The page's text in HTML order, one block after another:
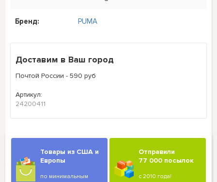
Бренд: PUMA
Доставим в Ваш город
Почтой России - 590 руб
Артикул:
24200411
Товары из США и
Европы
по минимальным
Отправили
77 000 посылок
с 2010 года!